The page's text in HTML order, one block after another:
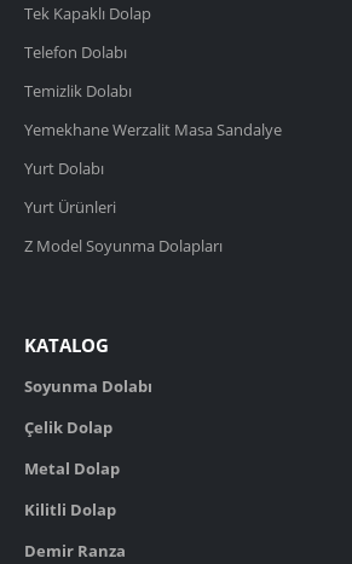
Tek Kapaklı Dolap
Telefon Dolabı
Temizlik Dolabı
Yemekhane Werzalit Masa Sandalye
Yurt Dolabı
Yurt Ürünleri
Z Model Soyunma Dolapları
KATALOG
Soyunma Dolabı
Çelik Dolap
Metal Dolap
Kilitli Dolap
Demir Ranza